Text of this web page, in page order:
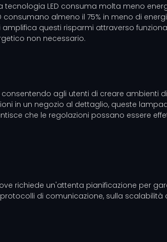
LED consuma molta meno
consumano almeno il 75% in meno di
amplifica questi risparmi attraverso
non necessario.
agli utenti di creare ambienti
in un negozio al dettaglio, queste
che le regolazioni possano essere
richiede un'attenta pianificazione per
di comunicazione, sulla scalabilità